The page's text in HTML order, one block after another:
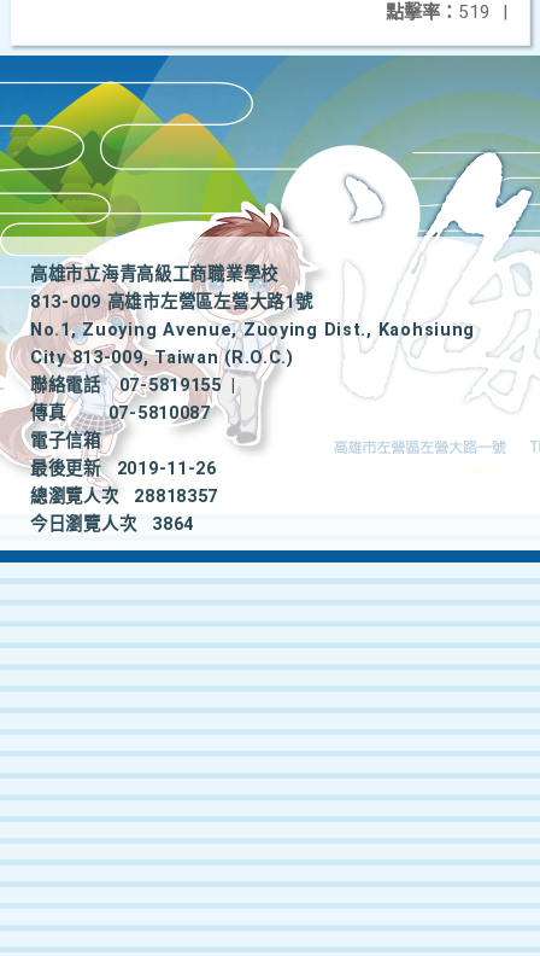
點擊率： 519 |
高雄市立海青高級工商職業學校
813-009 高雄市左營區左營大路1號
No.1, Zuoying Avenue, Zuoying Dist., Kaohsiung
City 813-009, Taiwan (R.O.C.)
聯絡電話
07-5819155
|
傳真
07-5810087
電子信箱
最後更新
2019-11-26
總瀏覽人次
28818357
今日瀏覽人次
3864